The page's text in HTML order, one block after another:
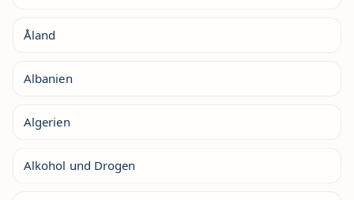
Åland
Albanien
Algerien
Alkohol und Drogen